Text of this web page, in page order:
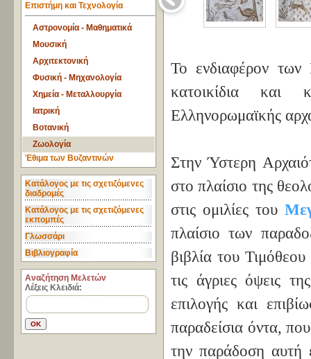
Επιστήμη και Τεχνολογία
Αστρονομία - Μαθηματικά
Μουσική
Αρχιτεκτονική
Φυσική - Μηχανολογία
Χημεία - Μεταλλουργία
Ιατρική
Βοτανική
Ζωολογία
Έθιμα των Βυζαντινών
Κατάλογος με τις σχετιζόμενες
διαδρομές
Κατάλογος με τις σχετιζόμενες
εκπομπές
Γλωσσάρι
Βιβλιογραφία
Aναζήτηση Μελετών
Λέξεις Κλειδιά:
Το ενδιαφέρον των
κατοικίδια και
Ελληνορωμαϊκής
Στην Ύστερη
στο πλαίσιο της
στις ομιλίες του
πλαίσιο των
βιβλία του
τις άγριες όψεις
επιλογής και
παραδείσια όντα,
την παράδοση αυτή